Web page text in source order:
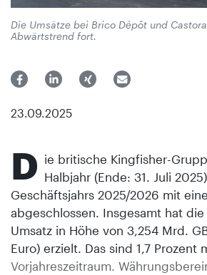
Die Umsätze bei Brico Dépôt und
Abwärtstrend fort.
23.09.2025
D ie britische Kingfisher-
Halbjahr (Ende: 31. Juli
Geschäftsjahrs 2025/2026 mit
abgeschlossen. Insgesamt hat
Umsatz in Höhe von 3,254 Mrd.
Euro) erzielt. Das sind 1,7 Prozent
Vorjahreszeitraum.